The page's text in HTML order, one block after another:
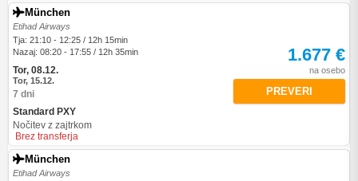
München
Etihad Airways
Tja: 21:10 - 12:25 / 12h 15min
Nazaj: 08:20 - 17:55 / 12h 35min
Tor, 08.12.
Tor, 15.12.
7 dni
Standard PXY
Nočitev z zajtrkom
Brez transferja
1.677 €
na osebo
PREVERI
München
Etihad Airways